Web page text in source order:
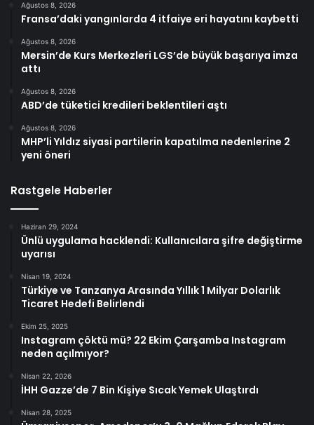
Ağustos 8, 2026
Fransa’daki yangınlarda 4 itfaiye eri hayatını kaybetti
Ağustos 8, 2026
Mersin’de Kurs Merkezleri LGS’de büyük başarıya imza
attı
Ağustos 8, 2026
ABD’de tüketici kredileri beklentileri aştı
Ağustos 8, 2026
MHP’li Yıldız siyasi partilerin kapatılma nedenlerine 2
yeni öneri
Rastgele Haberler
Haziran 29, 2024
Ünlü uygulama hacklendi: Kullanıcılara şifre değiştirme
uyarısı
Nisan 19, 2024
Türkiye ve Tanzanya Arasında Yıllık 1 Milyar Dolarlık
Ticaret Hedefi Belirlendi
Ekim 25, 2025
Instagram çöktü mü? 22 Ekim Çarşamba Instagram
neden açılmıyor?
Nisan 22, 2026
İHH Gazze’de 7 Bin Kişiye Sıcak Yemek Ulaştırdı
Nisan 28, 2025